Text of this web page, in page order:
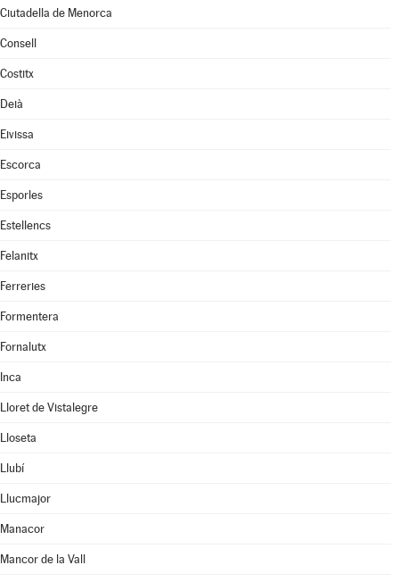
Ciutadella de Menorca
Consell
Costitx
Deià
Eivissa
Escorca
Esporles
Estellencs
Felanitx
Ferreries
Formentera
Fornalutx
Inca
Lloret de Vistalegre
Lloseta
Llubí
Llucmajor
Manacor
Mancor de la Vall